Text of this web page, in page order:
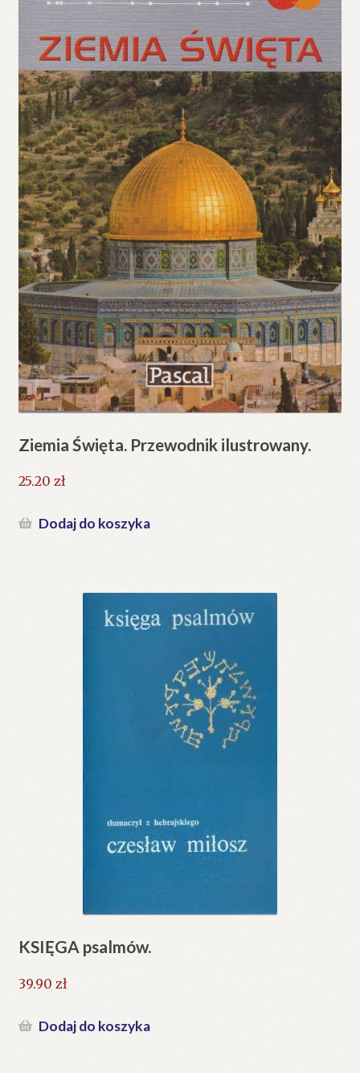
Ziemia Święta. Przewodnik ilustrowany.
25.20 zł
Dodaj do koszyka
KSIĘGA psalmów.
39.90 zł
Dodaj do koszyka